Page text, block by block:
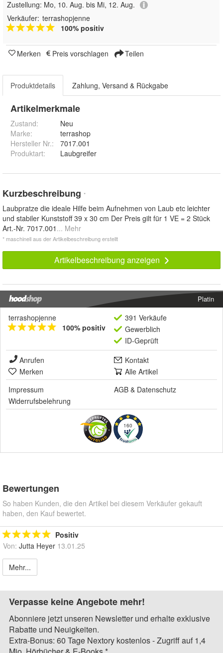
Zustellung: Mo, 10. Aug. bis Mi, 12. Aug.
Verkäufer: terrashopjenne
100% positiv
Merken Preis vorschlagen Teilen
Produktdetails Zahlung, Versand & Rückgabe
Artikelmerkmale
Zustand:
Neu
Marke:
terrashop
Hersteller Nr.:
7017.001
Produktart: Laubgreifer
Kurzbeschreibung *
Laubpratze die ideale Hilfe beim Aufnehmen von Laub etc leichter
und stabiler Kunststoff 39 x 30 cm Der Preis gilt für 1 VE = 2 Stück
Art.-Nr. 7017.001 ... Mehr
* maschinell aus der Artikelbeschreibung erstellt
Artikelbeschreibung anzeigen
Platin
terrashopjenne
100% positiv
391 Verkäufe
Gewerblich
ID-Geprüft
Anrufen
Kontakt
Merken
Alle Artikel
Impressum
AGB & Datenschutz
Widerrufsbelehrung
160
Bewertungen
So haben Kunden, die den Artikel bei diesem Verkäufer gekauft
haben, den Kauf bewertet.
Positiv
Von: Jutta Heyer 13.01.25
Mehr...
Verpasse keine Angebote mehr!
Abonniere jetzt unseren Newsletter und erhalte exklusive
Rabatte und Neuigkeiten.
Extra-Bonus: 60 Tage Nextory kostenlos - Zugriff auf 1,4